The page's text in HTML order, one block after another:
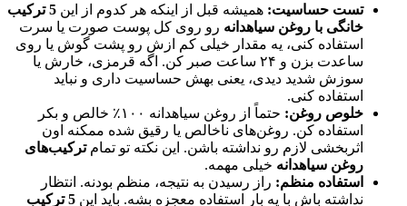
تست حساسیت: همیشه قبل از اینکه هر کدوم از این
5 ترکیب
خانگی با روغن سیاهدانه رو روی کل پوست صورت یا سرت
استفاده کنی، یه مقدار خیلی کم ازش رو پشت گوش یا روی
ساعدت بزن و ۲۴ ساعت صبر کن. اگه قرمزی، خارش یا
سوزش شدید دیدی، یعنی بهش حساسیت داری و نباید
استفاده کنی.
خلوص روغن:
حتماً از روغن سیاهدانه ۱۰۰٪ خالص و بکر
استفاده کن. روغن‌های ناخالص یا رقیق شده ممکنه اون
اثربخشی لازم رو نداشته باشن. این نکته تو تمامترکیب‌های
روغن سیاهدانه خیلی مهمه.
استفاده منظم: راز رسیدن به نتیجه، منظم بودنه. انتظار
نداشته باش با یه بار استفاده معجزه بشه. باید این
5 ترکیب